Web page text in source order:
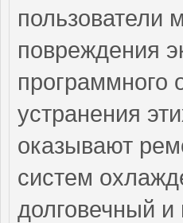
пользователи
повреждения
программного
устранения
оказывают
систем
долговечный